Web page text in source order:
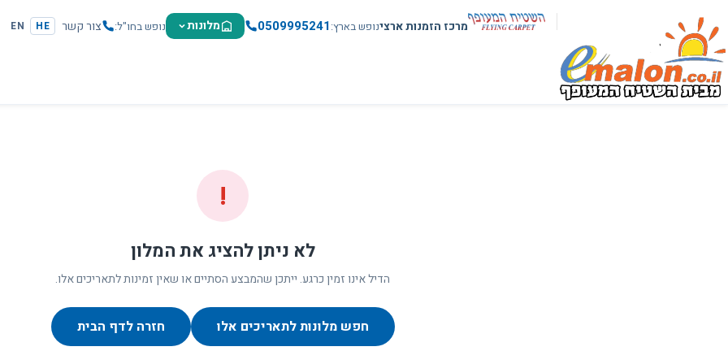
מרכז הזמנות ארצינופש בארץ 0509995241 מלונות נופש בחו"ל צור קשר HE
EN
!
לא ניתן להציג את המלון
הדיל אינו זמין כרגע. ייתכן שהמבצע הסתיים או שאין זמינות לתאריכים אלו.
חפש מלונות לתאריכים אלו חזרה לדף הבית